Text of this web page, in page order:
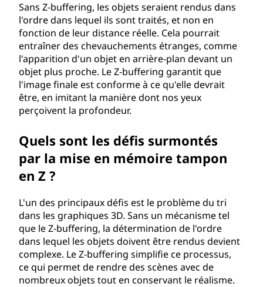
Sans Z-buffering, les objets seraient rendus dans
l'ordre dans lequel ils sont traités, et non en
fonction de leur distance réelle. Cela pourrait
entraîner des chevauchements étranges, comme
l'apparition d'un objet en arrière-plan devant un
objet plus proche. Le Z-buffering garantit que
l'image finale est conforme à ce qu'elle devrait
être, en imitant la manière dont nos yeux
perçoivent la profondeur.
Quels sont les défis surmontés
par la mise en mémoire tampon
en Z ?
L'un des principaux défis est le problème du tri
dans les graphiques 3D. Sans un mécanisme tel
que le Z-buffering, la détermination de l'ordre
dans lequel les objets doivent être rendus devient
complexe. Le Z-buffering simplifie ce processus,
ce qui permet de rendre des scènes avec de
nombreux objets tout en conservant le réalisme.